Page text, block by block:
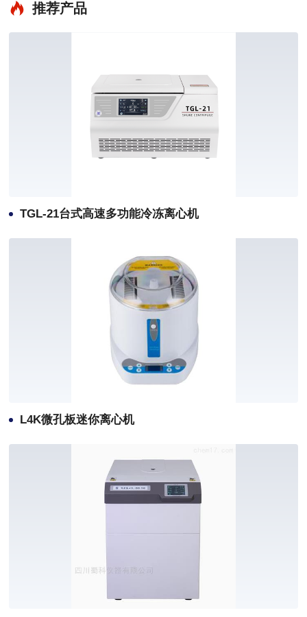
推荐产品
TGL-21台式高速多功能冷冻离心机
L4K微孔板迷你离心机